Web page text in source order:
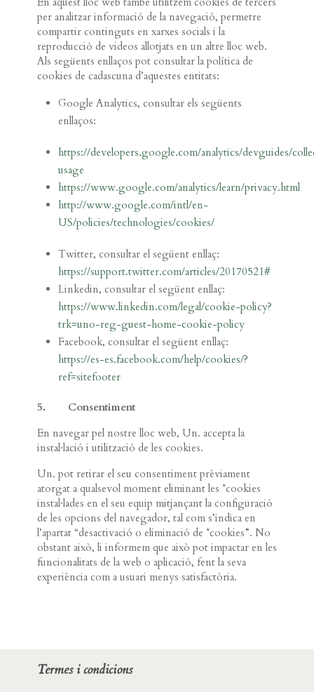
per analitzar informació de la navegació, permetre
compartir continguts en xarxes socials i la
reproducció de videos allotjats en un altre lloc web.
Als següents enllaços pot consultar la política de
cookies de cadascuna d’aquestes entitats:
Google Analytics, consultar els següents
enllaços:
https://developers.google.com/analytics/devguides/
usage
https://www.google.com/analytics/learn/privacy.html
http://www.google.com/intl/en-
US/policies/technologies/cookies/
Twitter, consultar el següent enllaç:
https://support.twitter.com/articles/20170521#
Linkedin, consultar el següent enllaç:
https://www.linkedin.com/legal/cookie-policy?
trk=uno-reg-guest-home-cookie-policy
Facebook, consultar el següent enllaç:
https://es-es.facebook.com/help/cookies/?
ref=sitefooter
5. Consentiment
En navegar pel nostre lloc web, Un. accepta la
instal·lació i utilització de les cookies.
Un. pot retirar el seu consentiment prèviament
atorgat a qualsevol moment eliminant les *cookies
instal·lades en el seu equip mitjançant la configuració
de les opcions del navegador, tal com s’indica en
l’apartat “desactivació o eliminació de *cookies”. No
obstant això, li informem que això pot impactar en les
funcionalitats de la web o aplicació, fent la seva
experiència com a usuari menys satisfactòria.
Termes i condicions